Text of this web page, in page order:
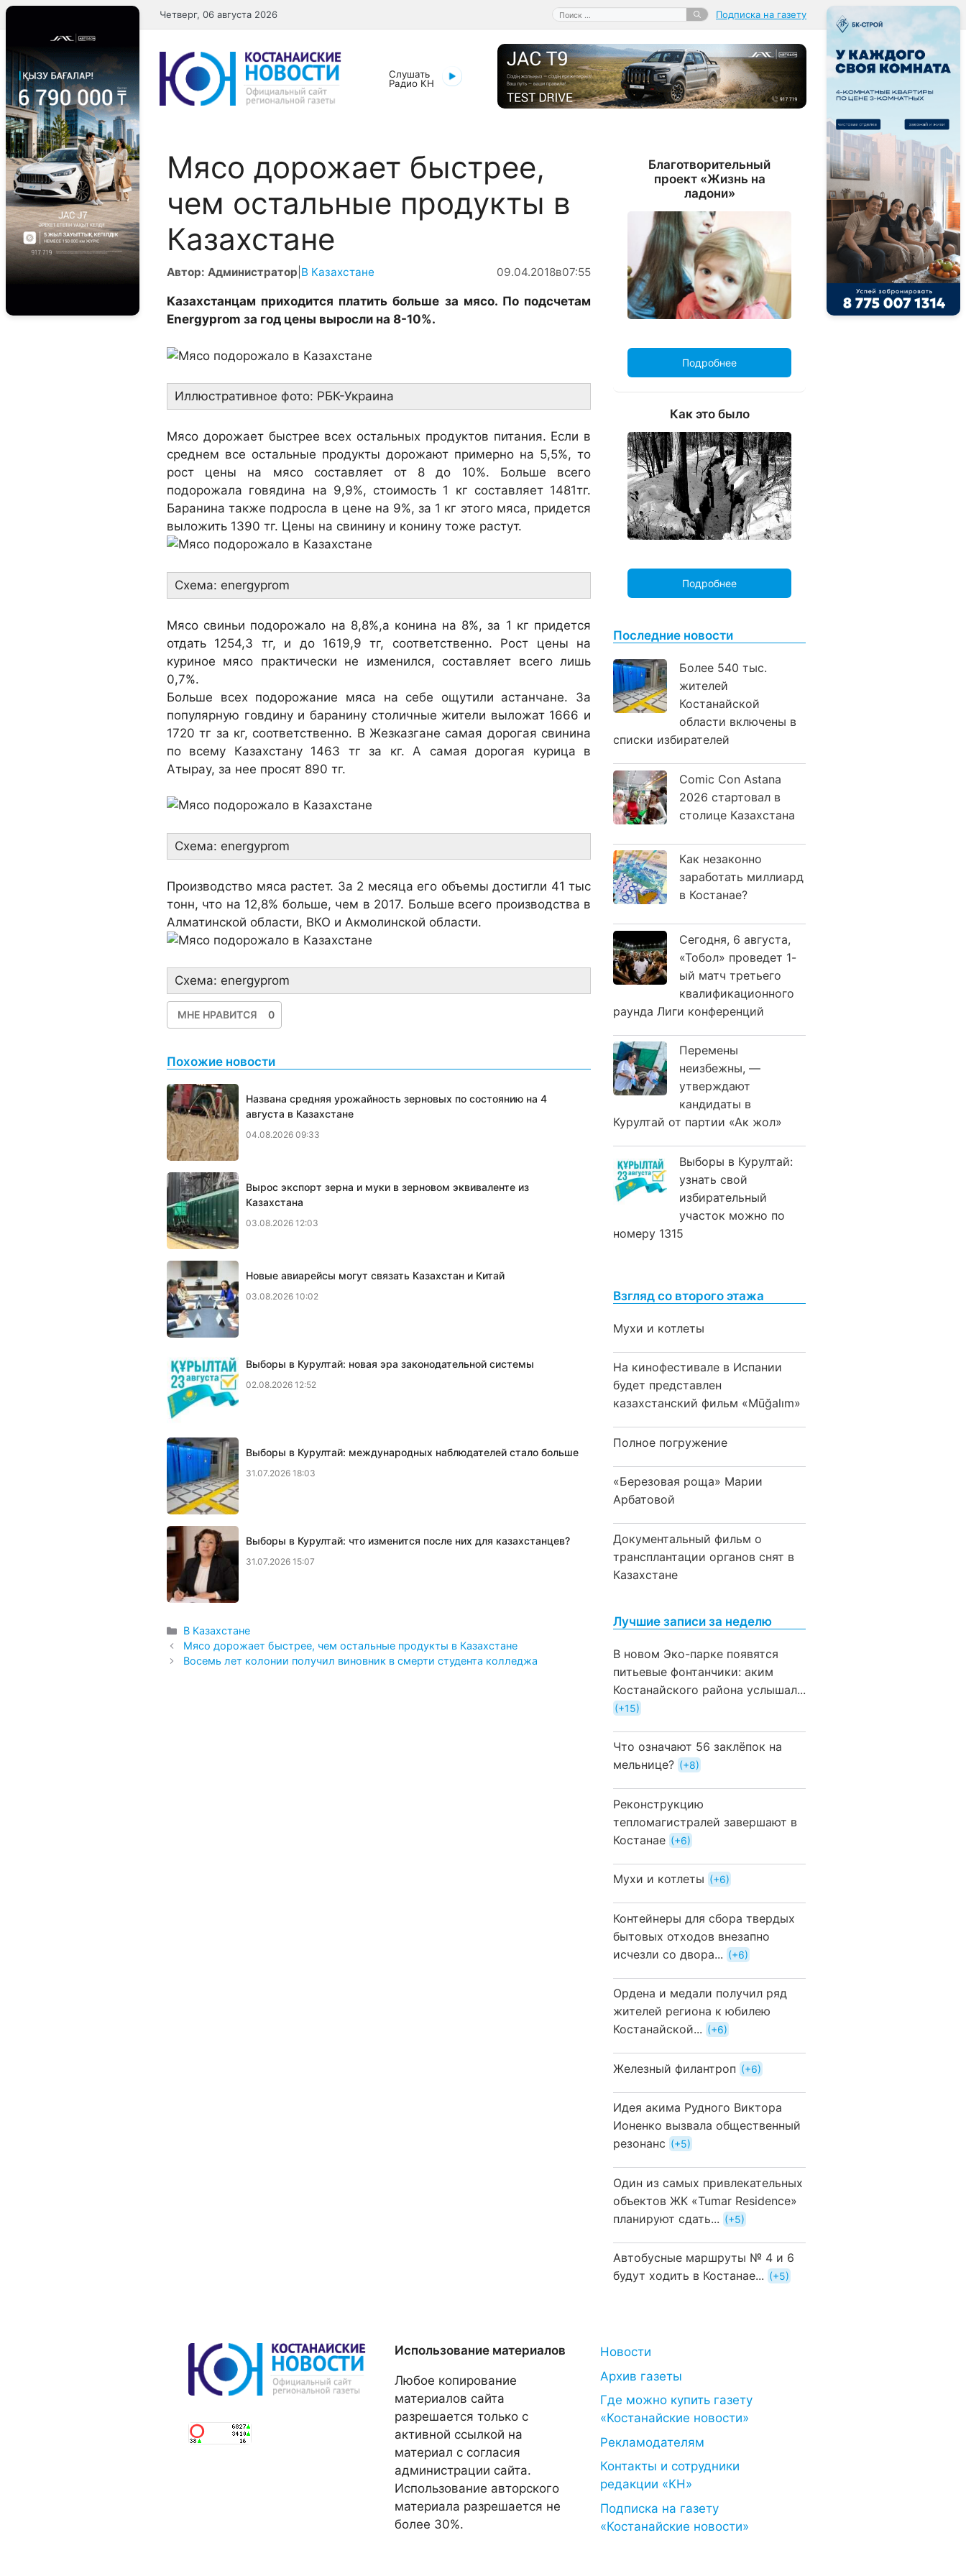
Перейти
к
содержимому
Поиск:
Четверг, 06 августа 2026 Подписка на газету
Слушать
Радио КН
Мясо дорожает быстрее,
чем остальные продукты в
Казахстане
Автор: Администратор В Казахстане 09.04.2018в07:55
Казахстанцам приходится платить больше за мясо. По подсчетам
Energyprom за год цены выросли на 8-10%.
Иллюстративное фото: РБК-Украина
Мясо дорожает быстрее всех остальных продуктов питания. Если в
среднем все остальные продукты дорожают примерно на 5,5%, то
рост цены на мясо составляет от 8 до 10%. Больше всего
подорожала говядина на 9,9%, стоимость 1 кг составляет 1481тг.
Баранина также подросла в цене на 9%, за 1 кг этого мяса, придется
выложить 1390 тг. Цены на свинину и конину тоже растут.
Схема: energyprom
Мясо свиньи подорожало на 8,8%,а конина на 8%, за 1 кг придется
отдать 1254,3 тг, и до 1619,9 тг, соответственно. Рост цены на
куриное мясо практически не изменился, составляет всего лишь
0,7%.
Больше всех подорожание мяса на себе ощутили астанчане. За
популярную говдину и баранину столичные жители выложат 1666 и
1720 тг за кг, соответственно. В Жезказгане самая дорогая свинина
по всему Казахстану 1463 тг за кг. А самая дорогая курица в
Атырау, за нее просят 890 тг.
Схема: energyprom
Производство мяса растет. За 2 месяца его объемы достигли 41 тыс
тонн, что на 12,8% больше, чем в 2017. Больше всего производства в
Алматинской области, ВКО и Акмолинской области.
Схема: energyprom
МНЕ НРАВИТСЯ 0
Похожие новости
Названа средняя урожайность зерновых по состоянию на 4
августа в Казахстане
04.08.2026 09:33
Вырос экспорт зерна и муки в зерновом эквиваленте из
Казахстана
03.08.2026 12:03
Новые авиарейсы могут связать Казахстан и Китай
03.08.2026 10:02
Выборы в Курултай: новая эра законодательной системы
02.08.2026 12:52
Выборы в Курултай: международных наблюдателей стало больше
31.07.2026 18:03
Выборы в Курултай: что изменится после них для казахстанцев?
31.07.2026 15:07
Рубрики
В Казахстане
Мясо дорожает быстрее, чем остальные продукты в Казахстане
Восемь лет колонии получил виновник в смерти студента колледжа
Благотворительный
проект «Жизнь на
ладони»
Подробнее
Как это было
Подробнее
Последние новости
Более 540 тыс.
жителей
Костанайской
области включены в
списки избирателей
Comic Con Astana
2026 стартовал в
столице Казахстана
Как незаконно
заработать миллиард
в Костанае?
Сегодня, 6 августа,
«Тобол» проведет 1-
ый матч третьего
квалификационного
раунда Лиги конференций
Перемены
неизбежны, —
утверждают
кандидаты в
Курултай от партии «Ак жол»
Выборы в Курултай:
узнать свой
избирательный
участок можно по
номеру 1315
Взгляд со второго этажа
Мухи и котлеты
На кинофестивале в Испании
будет представлен
казахстанский фильм «Mūğalım»
Полное погружение
«Березовая роща» Марии
Арбатовой
Документальный фильм о
трансплантации органов снят в
Казахстане
Лучшие записи за неделю
В новом Эко-парке появятся
питьевые фонтанчики: аким
Костанайского района услышал...
+15
Что означают 56 заклёпок на
мельнице?
+8
Реконструкцию
тепломагистралей завершают в
Костанае
+6
Мухи и котлеты +6
Контейнеры для сбора твердых
бытовых отходов внезапно
исчезли со двора...
+6
Ордена и медали получил ряд
жителей региона к юбилею
Костанайской...
+6
Железный филантроп +6
Идея акима Рудного Виктора
Ионенко вызвала общественный
резонанс
+5
Один из самых привлекательных
объектов ЖК «Tumar Residence»
планируют сдать...
+5
Автобусные маршруты № 4 и 6
будут ходить в Костанае...
+5
Использование материалов
Любое копирование
материалов сайта
разрешается только с
активной ссылкой на
материал с согласия
администрации сайта.
Использование авторского
материала разрешается не
более 30%.
Новости
Архив газеты
Где можно купить газету
«Костанайские новости»
Рекламодателям
Контакты и сотрудники
редакции «КН»
Подписка на газету
«Костанайские новости»